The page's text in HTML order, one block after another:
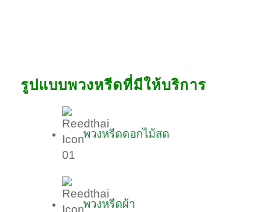
รูปแบบพวงหรีดที่มีให้บริการ
พวงหรีดดอกไม้สด
พวงหรีดผ้า